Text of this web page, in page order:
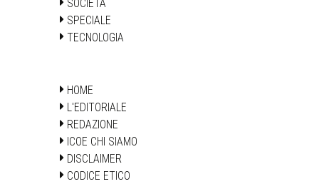
SOCIETÀ
SPECIALE
TECNOLOGIA
HOME
L'EDITORIALE
REDAZIONE
ICOE CHI SIAMO
DISCLAIMER
CODICE ETICO